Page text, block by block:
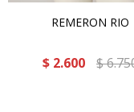
REMERON RIO
$ 2.600 $